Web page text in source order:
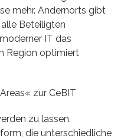
mehr. Andernorts gibt
Beteiligten
IT das
Region optimiert
zur CeBIT
zu lassen,
die unterschiedliche